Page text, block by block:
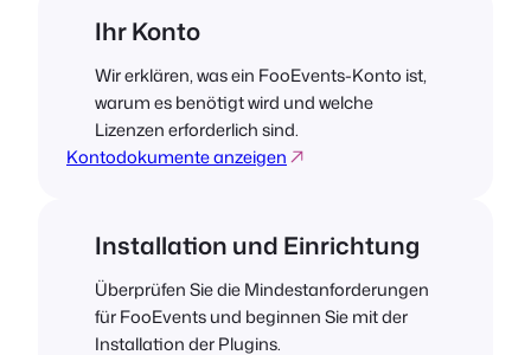
Ihr Konto
Wir erklären, was ein FooEvents-Konto ist,
warum es benötigt wird und welche
Lizenzen erforderlich sind.
Kontodokumente anzeigen
Installation und Einrichtung
Überprüfen Sie die Mindestanforderungen
für FooEvents und beginnen Sie mit der
Installation der Plugins.